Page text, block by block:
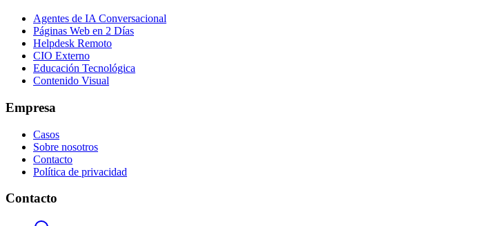
Agentes de IA Conversacional
Páginas Web en 2 Días
Helpdesk Remoto
CIO Externo
Educación Tecnológica
Contenido Visual
Empresa
Casos
Sobre nosotros
Contacto
Política de privacidad
Contacto